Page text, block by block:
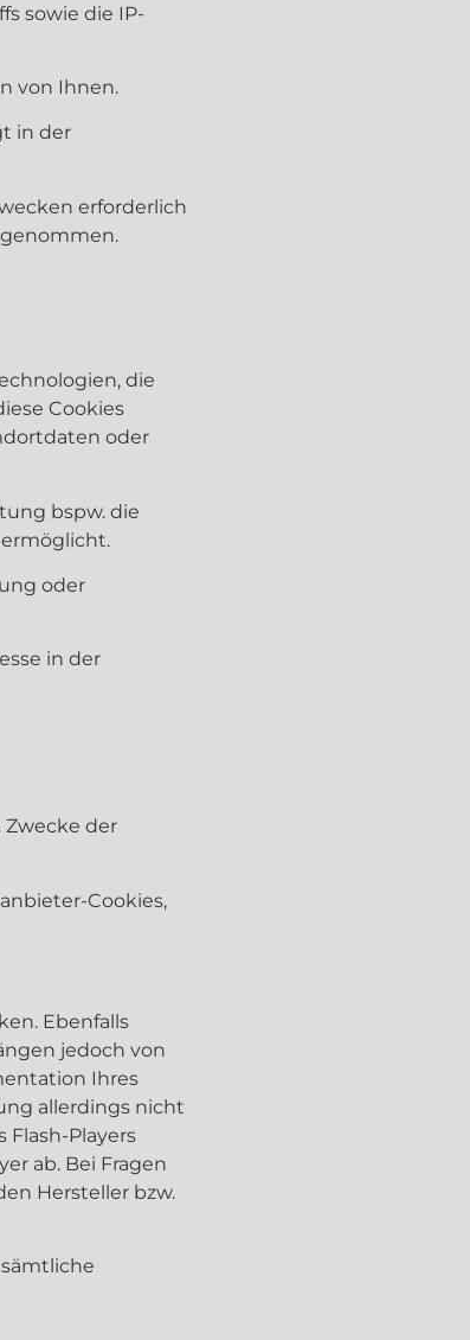
sowie die IP-
von Ihnen.
in der
erforderlich
die
Cookies
oder
bspw. die
oder
in der
der
Cookies,
Ebenfalls
jedoch von
Ihres
allerdings nicht
Players
ab. Bei Fragen
Hersteller bzw.